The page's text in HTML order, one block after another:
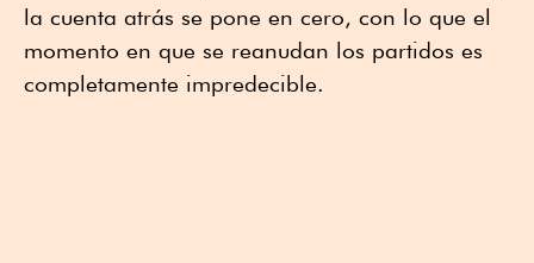
la cuenta atrás se pone en cero, con lo que el
momento en que se reanudan los partidos es
completamente impredecible.